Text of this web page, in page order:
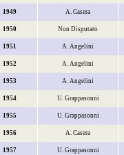
1949 A. Casera
1950 Non Disputato
1951 A. Angelini
1952 A. Angelini
1953 A. Angelini
1954 U. Grappasonni
1955 U. Grappasonni
1956 A. Casera
1957 U. Grappasonni